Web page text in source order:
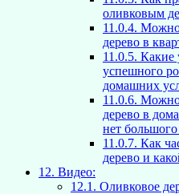
оливковым
11.0.4. Можно
дерево в
11.0.5. Какие
успешного
домашних
11.0.6. Можно
дерево в
нет
11.0.7. Как
дерево и
12. Видео:
12.1. Оливковое